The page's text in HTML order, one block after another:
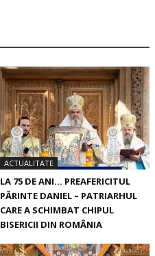
ACTUALITATE
LA 75 DE ANI… PREAFERICITUL
PĂRINTE DANIEL – PATRIARHUL
CARE A SCHIMBAT CHIPUL
BISERICII DIN ROMÂNIA